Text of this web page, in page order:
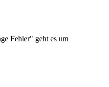
Fehler" geht es um